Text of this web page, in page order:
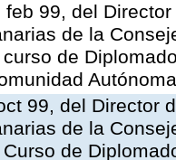
feb 99, del
de la
de
99, del Director
de la
de